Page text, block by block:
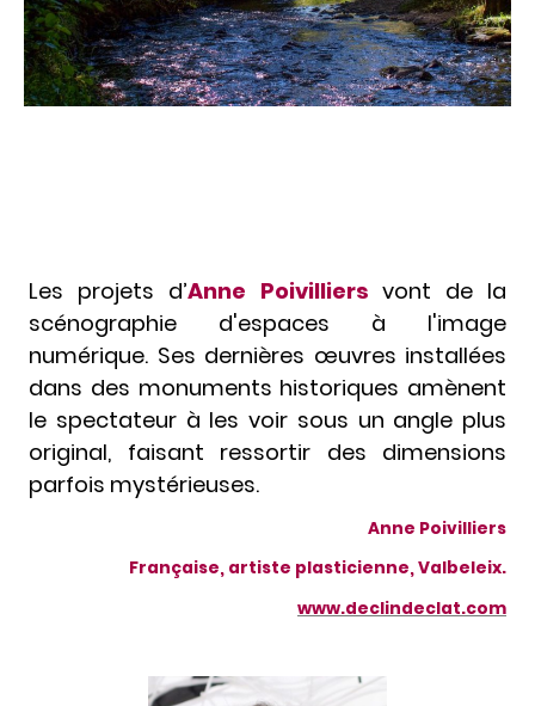
Les projets d’Anne Poivilliers vont de la
scénographie d'espaces à l'image
numérique. Ses dernières œuvres installées
dans des monuments historiques amènent
le spectateur à les voir sous un angle plus
original, faisant ressortir des dimensions
parfois mystérieuses.
Anne Poivilliers
Française, artiste plasticienne, Valbeleix.
www.declindeclat.com